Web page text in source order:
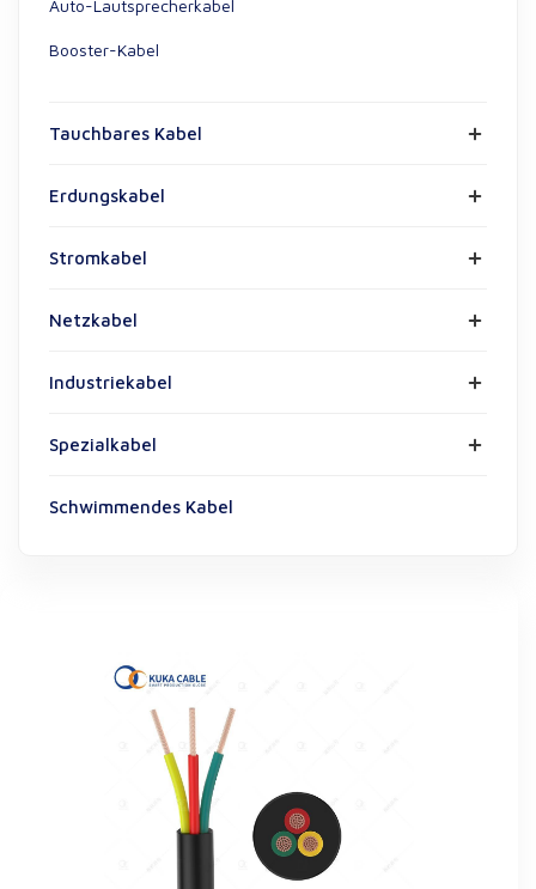
Auto-Lautsprecherkabel
Booster-Kabel
Tauchbares Kabel
Erdungskabel
Stromkabel
Netzkabel
Industriekabel
Spezialkabel
Schwimmendes Kabel